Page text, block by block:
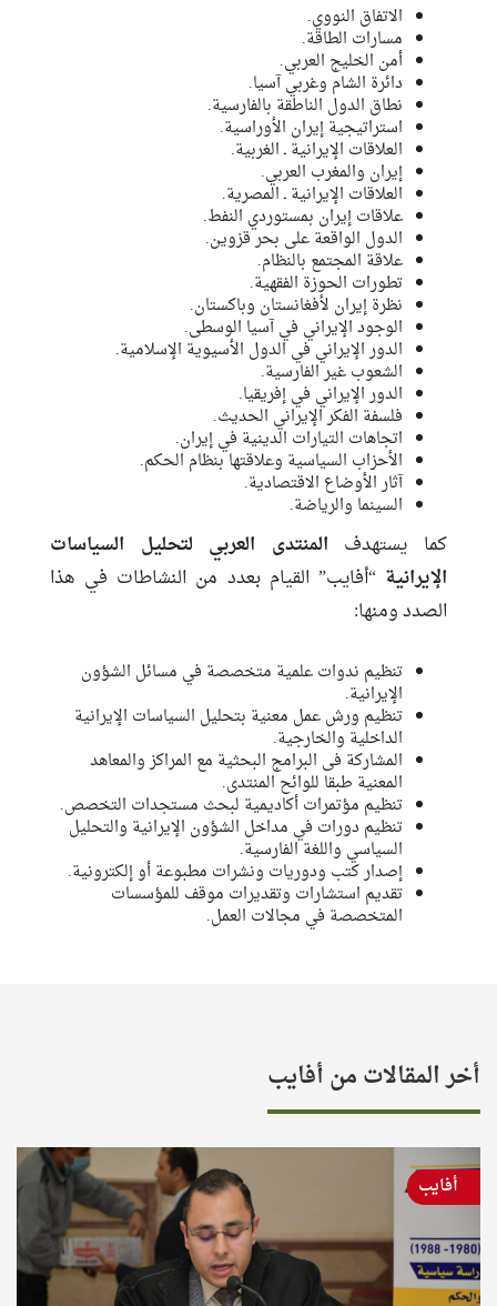
الاتفاق النووي.
مسارات الطاقة.
أمن الخليج العربي.
دائرة الشام وغربي آسيا.
نطاق الدول الناطقة بالفارسية.
استراتيجية إيران الأوراسية.
العلاقات الإيرانية ـ الغربية.
إيران والمغرب العربي.
العلاقات الإيرانية ـ المصرية.
علاقات إيران بمستوردي النفط.
الدول الواقعة على بحر قزوين.
علاقة المجتمع بالنظام.
تطورات الحوزة الفقهية.
نظرة إيران لأفغانستان وباكستان.
الوجود الإيراني في آسيا الوسطى.
الدور الإيراني في الدول الأسيوية الإسلامية.
الشعوب غير الفارسية.
الدور الإيراني في إفريقيا.
فلسفة الفكر الإيراني الحديث.
اتجاهات التيارات الدينية في إيران.
الأحزاب السياسية وعلاقتها بنظام الحكم.
آثار الأوضاع الاقتصادية.
السينما والرياضة.
كما يستهدف المنتدى العربي لتحليل السياسات
الإيرانية “أفايب” القيام بعدد من النشاطات في هذا
الصدد ومنها:
تنظيم ندوات علمية متخصصة في مسائل الشؤون
الإيرانية.
تنظيم ورش عمل معنية بتحليل السياسات الإيرانية
الداخلية والخارجية.
المشاركة فى البرامج البحثية مع المراكز والمعاهد
المعنية طبقا للوائح المنتدى.
تنظيم مؤتمرات أكاديمية لبحث مستجدات التخصص.
تنظيم دورات في مداخل الشؤون الإيرانية والتحليل
السياسي واللغة الفارسية.
إصدار كتب ودوريات ونشرات مطبوعة أو إلكترونية.
تقديم استشارات وتقديرات موقف للمؤسسات
المتخصصة في مجالات العمل.
أخر المقالات من أفايب
أفايب